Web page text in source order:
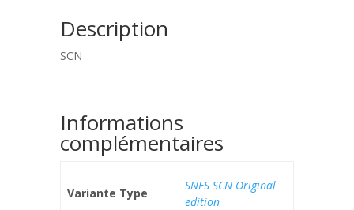
Description
SCN
Informations
complémentaires
Variante Type
SNES SCN Original
edition